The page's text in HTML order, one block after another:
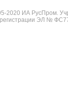
2020 ИА РусПром.
регистрации ЭЛ №